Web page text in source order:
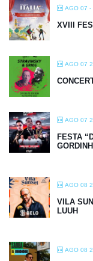
AGO 07 -
XVIII
AGO 07
AGO 07
FESTA
AGO 08
VILA
LUUH
AGO 08